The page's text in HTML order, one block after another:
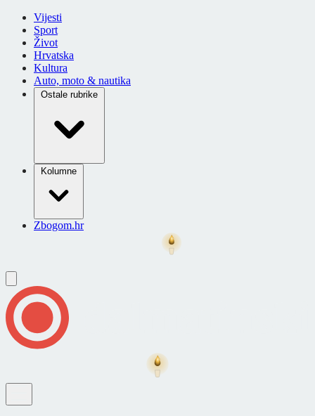
Vijesti
Sport
Život
Hrvatska
Kultura
Auto, moto & nautika
Ostale rubrike
Kolumne
Zbogom.hr